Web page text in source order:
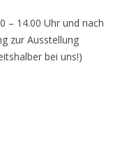
– 14.00 Uhr und nach
zur Ausstellung
bei uns!)